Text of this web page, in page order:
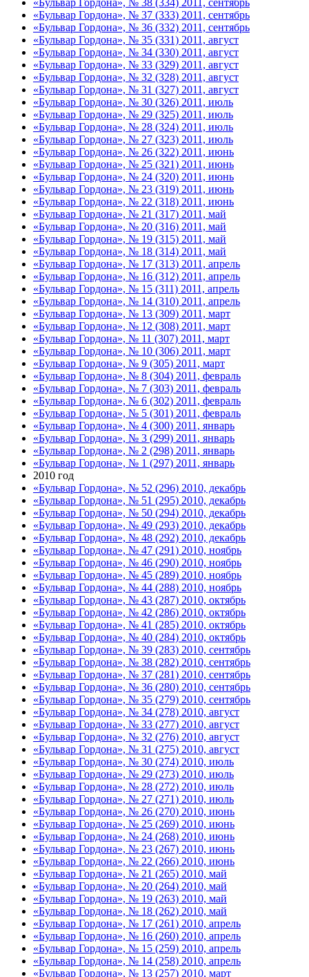
«Бульвар Гордона», № 37 (333) 2011, сентябрь
«Бульвар Гордона», № 36 (332) 2011, сентябрь
«Бульвар Гордона», № 35 (331) 2011, август
«Бульвар Гордона», № 34 (330) 2011, август
«Бульвар Гордона», № 33 (329) 2011, август
«Бульвар Гордона», № 32 (328) 2011, август
«Бульвар Гордона», № 31 (327) 2011, август
«Бульвар Гордона», № 30 (326) 2011, июль
«Бульвар Гордона», № 29 (325) 2011, июль
«Бульвар Гордона», № 28 (324) 2011, июль
«Бульвар Гордона», № 27 (323) 2011, июль
«Бульвар Гордона», № 26 (322) 2011, июнь
«Бульвар Гордона», № 25 (321) 2011, июнь
«Бульвар Гордона», № 24 (320) 2011, июнь
«Бульвар Гордона», № 23 (319) 2011, июнь
«Бульвар Гордона», № 22 (318) 2011, июнь
«Бульвар Гордона», № 21 (317) 2011, май
«Бульвар Гордона», № 20 (316) 2011, май
«Бульвар Гордона», № 19 (315) 2011, май
«Бульвар Гордона», № 18 (314) 2011, май
«Бульвар Гордона», № 17 (313) 2011, апрель
«Бульвар Гордона», № 16 (312) 2011, апрель
«Бульвар Гордона», № 15 (311) 2011, апрель
«Бульвар Гордона», № 14 (310) 2011, апрель
«Бульвар Гордона», № 13 (309) 2011, март
«Бульвар Гордона», № 12 (308) 2011, март
«Бульвар Гордона», № 11 (307) 2011, март
«Бульвар Гордона», № 10 (306) 2011, март
«Бульвар Гордона», № 9 (305) 2011, март
«Бульвар Гордона», № 8 (304) 2011, февраль
«Бульвар Гордона», № 7 (303) 2011, февраль
«Бульвар Гордона», № 6 (302) 2011, февраль
«Бульвар Гордона», № 5 (301) 2011, февраль
«Бульвар Гордона», № 4 (300) 2011, январь
«Бульвар Гордона», № 3 (299) 2011, январь
«Бульвар Гордона», № 2 (298) 2011, январь
«Бульвар Гордона», № 1 (297) 2011, январь
2010 год
«Бульвар Гордона», № 52 (296) 2010, декабрь
«Бульвар Гордона», № 51 (295) 2010, декабрь
«Бульвар Гордона», № 50 (294) 2010, декабрь
«Бульвар Гордона», № 49 (293) 2010, декабрь
«Бульвар Гордона», № 48 (292) 2010, декабрь
«Бульвар Гордона», № 47 (291) 2010, ноябрь
«Бульвар Гордона», № 46 (290) 2010, ноябрь
«Бульвар Гордона», № 45 (289) 2010, ноябрь
«Бульвар Гордона», № 44 (288) 2010, ноябрь
«Бульвар Гордона», № 43 (287) 2010, октябрь
«Бульвар Гордона», № 42 (286) 2010, октябрь
«Бульвар Гордона», № 41 (285) 2010, октябрь
«Бульвар Гордона», № 40 (284) 2010, октябрь
«Бульвар Гордона», № 39 (283) 2010, сентябрь
«Бульвар Гордона», № 38 (282) 2010, сентябрь
«Бульвар Гордона», № 37 (281) 2010, сентябрь
«Бульвар Гордона», № 36 (280) 2010, сентябрь
«Бульвар Гордона», № 35 (279) 2010, сентябрь
«Бульвар Гордона», № 34 (278) 2010, август
«Бульвар Гордона», № 33 (277) 2010, август
«Бульвар Гордона», № 32 (276) 2010, август
«Бульвар Гордона», № 31 (275) 2010, август
«Бульвар Гордона», № 30 (274) 2010, июль
«Бульвар Гордона», № 29 (273) 2010, июль
«Бульвар Гордона», № 28 (272) 2010, июль
«Бульвар Гордона», № 27 (271) 2010, июль
«Бульвар Гордона», № 26 (270) 2010, июнь
«Бульвар Гордона», № 25 (269) 2010, июнь
«Бульвар Гордона», № 24 (268) 2010, июнь
«Бульвар Гордона», № 23 (267) 2010, июнь
«Бульвар Гордона», № 22 (266) 2010, июнь
«Бульвар Гордона», № 21 (265) 2010, май
«Бульвар Гордона», № 20 (264) 2010, май
«Бульвар Гордона», № 19 (263) 2010, май
«Бульвар Гордона», № 18 (262) 2010, май
«Бульвар Гордона», № 17 (261) 2010, апрель
«Бульвар Гордона», № 16 (260) 2010, апрель
«Бульвар Гордона», № 15 (259) 2010, апрель
«Бульвар Гордона», № 14 (258) 2010, апрель
«Бульвар Гордона», № 13 (257) 2010, март